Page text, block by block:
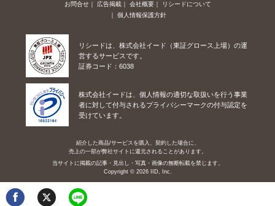
お問合せ 広告掲載 会社概要
リシードについて
個人情報保護方針
リシードは、株式会社イード（東証グロース上場）の運
営するサービスです。
証券コード：6038
株式会社イードは、個人情報の適切な取扱いを行う事業
者に対して付与されるプライバシーマークの付与認定を
受けています。
紹介した商品/サービスを購入、契約した場合に、
売上の一部が弊社サイトに還元されることがあります。
当サイトに掲載の記事・見出し・写真・画像の無断転載を禁じます。
Copyright © 2026 IID, Inc.